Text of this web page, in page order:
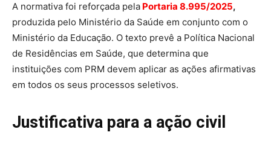
A normativa foi reforçada pela Portaria 8.995/2025,
produzida pelo Ministério da Saúde em conjunto com o
Ministério da Educação. O texto prevê a Política Nacional
de Residências em Saúde, que determina que
instituições com PRM devem aplicar as ações afirmativas
em todos os seus processos seletivos.
Justificativa para a ação civil